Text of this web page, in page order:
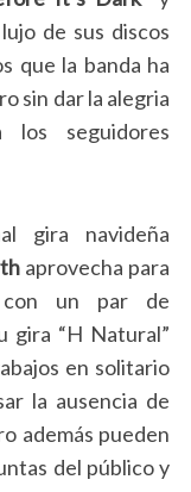
de sus discos
que la banda ha
sin dar la alegria
los seguidores
gira navideña
aprovecha para
con un par de
gira “H Natural”
en solitario
la ausencia de
además pueden
del público y